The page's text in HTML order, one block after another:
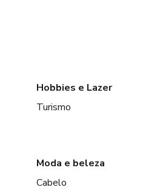
Hobbies e Lazer
Turismo
Moda e beleza
Cabelo